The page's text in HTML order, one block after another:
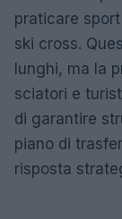
praticare
ski cross.
lunghi, ma la
sciatori e
di garantire
piano di
risposta